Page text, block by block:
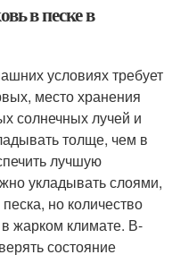
в песке в
условиях требует
место хранения
солнечных лучей и
толще, чем в
лучшую
укладывать слоями,
но количество
жарком климате. В-
состояние